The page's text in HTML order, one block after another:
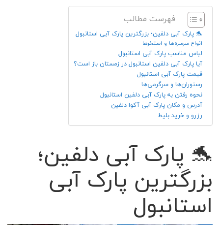
فهرست مطالب
🐬 پارک آبی دلفین؛ بزرگترین پارک آبی استانبول
انواع سرسره‌ها و استخرها
لباس مناسب پارک آبی استانبول
آیا پارک آبی دلفین استانبول در زمستان باز است؟
قیمت پارک آبی استانبول
رستوران‌ها و سرگرمی‌ها
نحوه رفتن به پارک آبی دلفین استانبول
آدرس و مکان پارک آبی آکوا دلفین
رزرو و خرید بلیط
🐬 پارک آبی دلفین؛
بزرگترین پارک آبی
استانبول